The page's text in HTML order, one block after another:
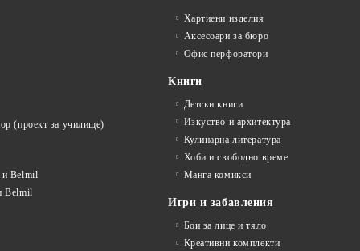
(проект за училище)
и Belmil
Belmil
Хартиени изделия
Аксесоари за бюро
Офис перфоратори
Книги
Детски книги
Изкуство и архитектура
Кулинарна литература
Хоби и свободно време
Манга комикси
Игри и забавления
Бои за лице и тяло
Креативни комплекти